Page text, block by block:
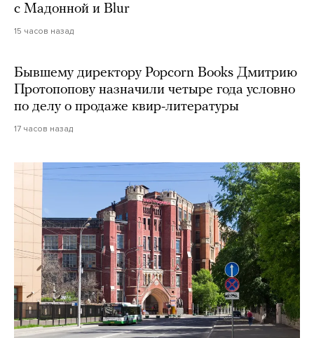
с Мадонной и Blur
15 часов назад
Бывшему директору Popcorn Books Дмитрию
Протопопову назначили четыре года условно
по делу о продаже квир-литературы
17 часов назад